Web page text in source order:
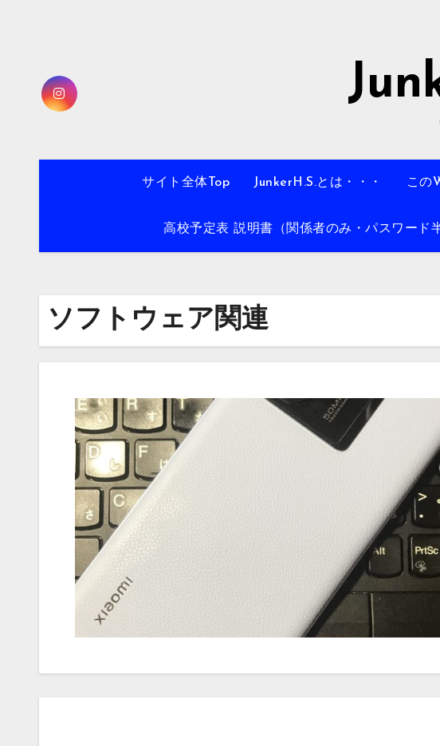
サイト全体Top JunkerH.S.とは・・・ この
高校予定表 説明書（関係者のみ・パスワード
ソフトウェア関連